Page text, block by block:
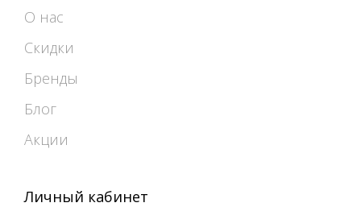
О нас
Скидки
Бренды
Блог
Акции
Личный кабинет